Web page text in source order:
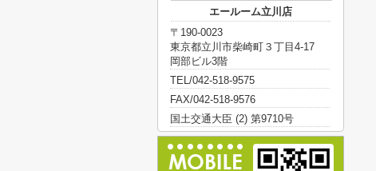
エールーム立川店
〒190-0023
東京都立川市柴崎町３丁目4-17
岡部ビル3階
TEL/042-518-9575
FAX/042-518-9576
国土交通大臣 (2) 第9710号